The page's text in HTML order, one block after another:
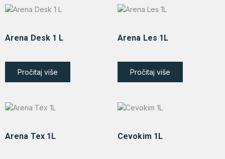
Arena Desk 1 L
Pročitaj više
Arena Les 1L
Pročitaj više
Arena Tex 1L Cevokim 1L